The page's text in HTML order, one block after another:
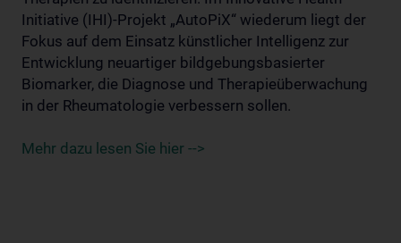
Initiative (IHI)-Projekt „AutoPiX“ wiederum liegt der
Fokus auf dem Einsatz künstlicher Intelligenz zur
Entwicklung neuartiger bildgebungsbasierter
Biomarker, die Diagnose und Therapieüberwachung
in der Rheumatologie verbessern sollen.
Mehr dazu lesen Sie hier -->